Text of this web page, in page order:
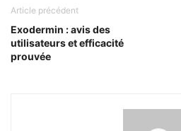
Article précédent
Exodermin : avis des
utilisateurs et efficacité
prouvée